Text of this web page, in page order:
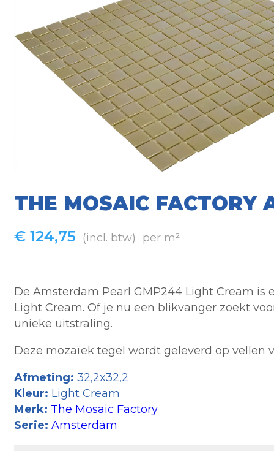
THE MOSAIC FACTORY
€ 124,75 (incl. btw) per m²
De Amsterdam Pearl GMP244 Light Cream
Light Cream. Of je nu een blikvanger zoekt
unieke uitstraling.
Deze mozaïek tegel wordt geleverd op vellen
Afmeting: 32,2x32,2
Kleur: Light Cream
Merk: The Mosaic Factory
Serie: Amsterdam